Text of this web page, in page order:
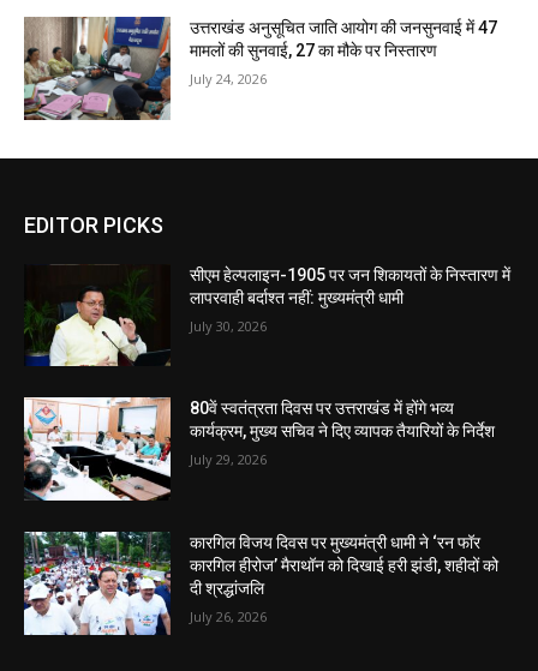
उत्तराखंड अनुसूचित जाति आयोग की जनसुनवाई में 47
मामलों की सुनवाई, 27 का मौके पर निस्तारण
July 24, 2026
EDITOR PICKS
सीएम हेल्पलाइन-1905 पर जन शिकायतों के निस्तारण में
लापरवाही बर्दाश्त नहीं: मुख्यमंत्री धामी
July 30, 2026
80वें स्वतंत्रता दिवस पर उत्तराखंड में होंगे भव्य
कार्यक्रम, मुख्य सचिव ने दिए व्यापक तैयारियों के निर्देश
July 29, 2026
कारगिल विजय दिवस पर मुख्यमंत्री धामी ने ‘रन फॉर
कारगिल हीरोज’ मैराथॉन को दिखाई हरी झंडी, शहीदों को
दी श्रद्धांजलि
July 26, 2026